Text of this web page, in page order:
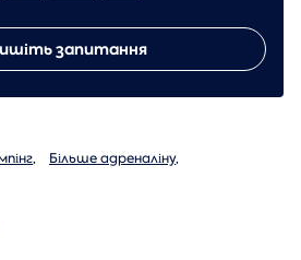
запитання
, Більше адреналіну,